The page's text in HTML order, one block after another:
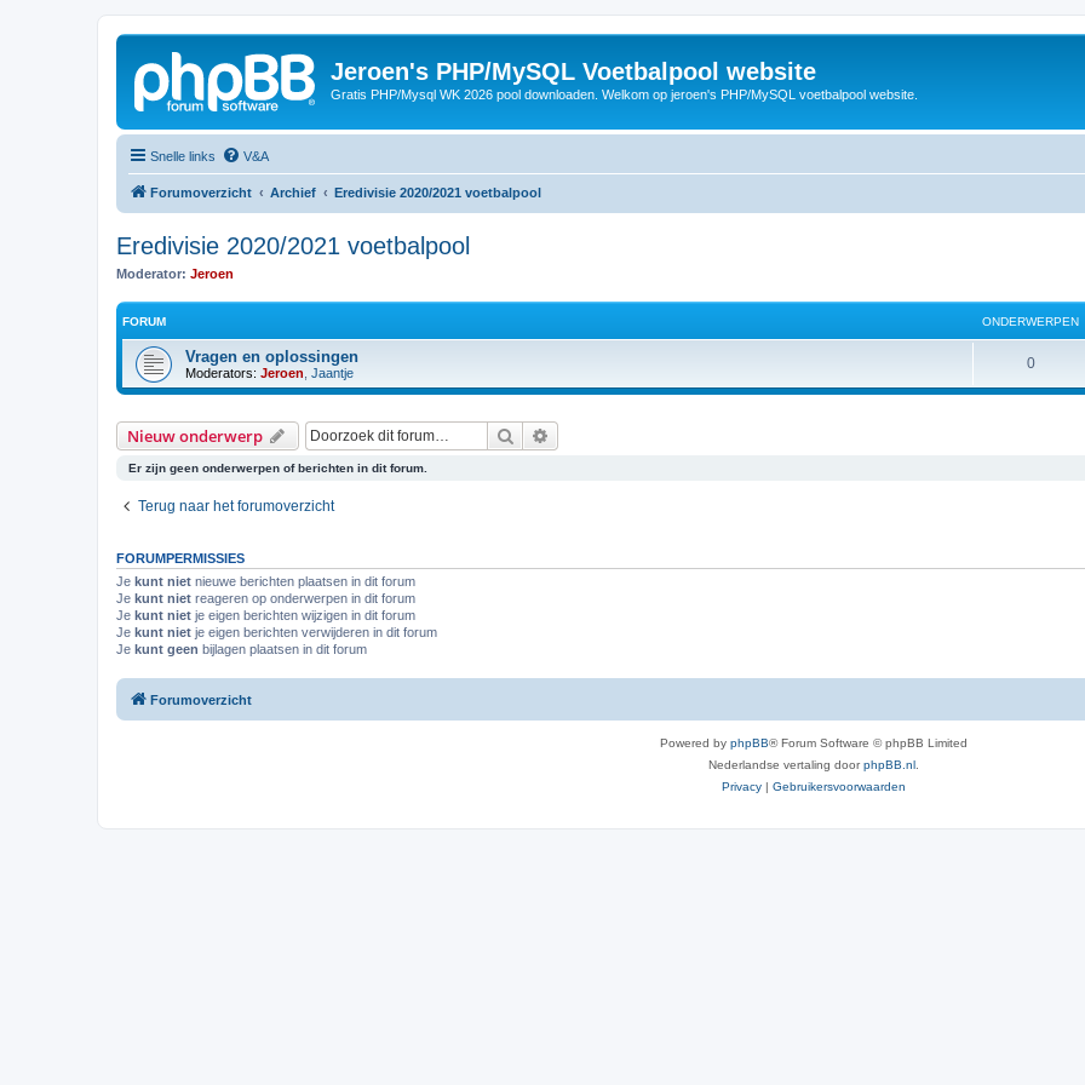
Jeroen's PHP/MySQL Voetbalpool website
Gratis PHP/Mysql WK 2026 pool downloaden. Welkom op jeroen's PHP/MySQL voetbalpool website.
Snelle links V&A
Forumoverzicht Archief Eredivisie 2020/2021 voetbalpool
Eredivisie 2020/2021 voetbalpool
Moderator: Jeroen
FORUM ONDERWERPEN
Vragen en oplossingen
Moderators: Jeroen Jaantje
0O
n
n
Nieuw onderwerp Zoek
Er zijn geen onderwerpen of berichten in dit forum.
Terug naar het forumoverzicht
FORUMPERMISSIES
Je kunt niet nieuwe berichten plaatsen in dit forum
Je kunt niet reageren op onderwerpen in dit forum
Je kunt niet je eigen berichten wijzigen in dit forum
Je kunt niet je eigen berichten verwijderen in dit forum
Je kunt geen bijlagen plaatsen in dit forum
Forumoverzicht
Powered by phpBB® Forum Software © phpBB Limited
Nederlandse vertaling doorphpBB.nl
Privacy | Gebruikersvoorwaarden